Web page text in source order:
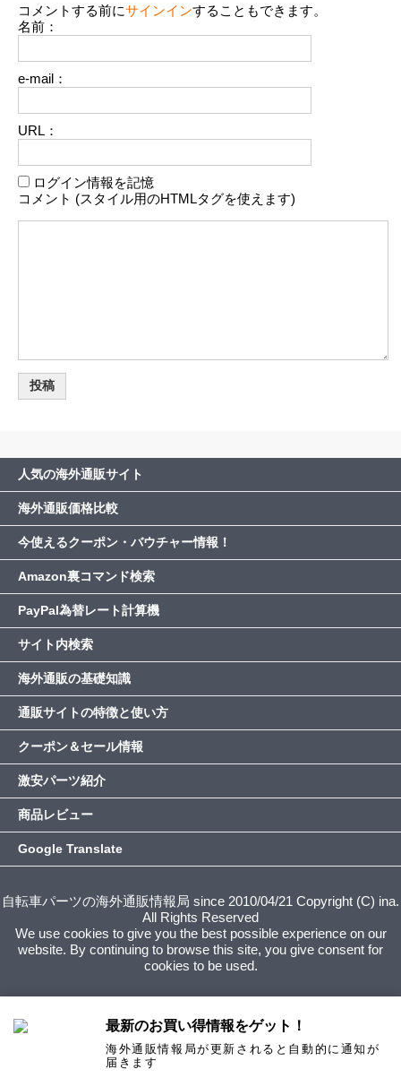
コメントする前にサインインすることもできます。
名前：
e-mail：
URL：
ログイン情報を記憶
コメント (スタイル用のHTMLタグを使えます)
人気の海外通販サイト
海外通販価格比較
今使えるクーポン・バウチャー情報！
Amazon裏コマンド検索
PayPal為替レート計算機
サイト内検索
海外通販の基礎知識
通販サイトの特徴と使い方
クーポン＆セール情報
激安パーツ紹介
商品レビュー
Google Translate
自転車パーツの海外通販情報局 since 2010/04/21 Copyright (C) ina.
All Rights Reserved
We use cookies to give you the best possible experience on our
website. By continuing to browse this site, you give consent for
cookies to be used.
最新のお買い得情報をゲット！
海外通販情報局が更新されると自動的に通知が
届きます